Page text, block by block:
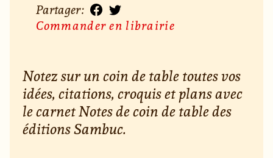
Partager :
Commander en librairie
Notez sur un coin de table toutes vos
idées, citations, croquis et plans avec
le carnet Notes de coin de table des
éditions Sambuc.